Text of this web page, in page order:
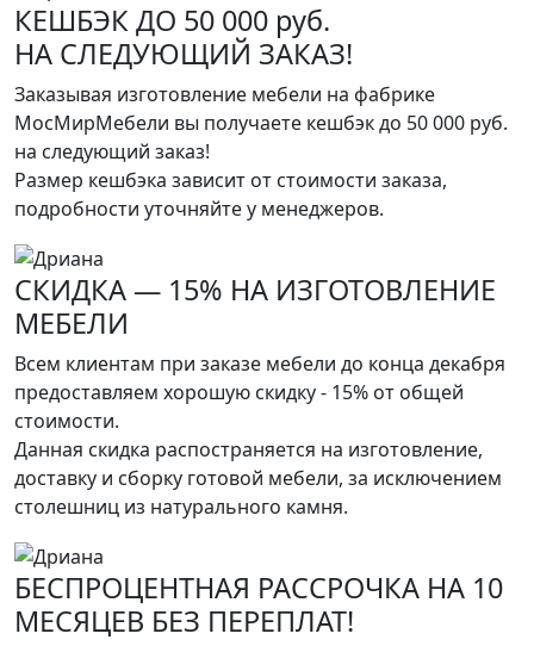
КЕШБЭК ДО 50 000 руб.
НА СЛЕДУЮЩИЙ ЗАКАЗ!
Заказывая изготовление мебели на фабрике
МосМирМебели вы получаете кешбэк до 50 000 руб.
на следующий заказ!
Размер кешбэка зависит от стоимости заказа,
подробности уточняйте у менеджеров.
СКИДКА — 15% НА ИЗГОТОВЛЕНИЕ
МЕБЕЛИ
Всем клиентам при заказе мебели до конца декабря
предоставляем хорошую скидку - 15% от общей
стоимости.
Данная скидка распостраняется на изготовление,
доставку и сборку готовой мебели, за исключением
столешниц из натурального камня.
БЕСПРОЦЕНТНАЯ РАССРОЧКА НА 10
МЕСЯЦЕВ БЕЗ ПЕРЕПЛАТ!